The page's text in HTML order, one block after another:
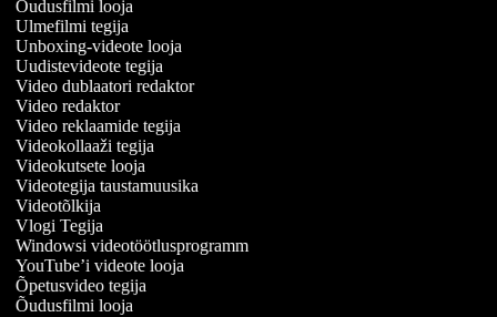
Õudusfilmi looja
Ulmefilmi tegija
Unboxing-videote looja
Uudistevideote tegija
Video dublaatori redaktor
Video redaktor
Video reklaamide tegija
Videokollaaži tegija
Videokutsete looja
Videotegija taustamuusika
Videotõlkija
Vlogi Tegija
Windowsi videotöötlusprogramm
YouTube’i videote looja
Õpetusvideo tegija
Õudusfilmi looja